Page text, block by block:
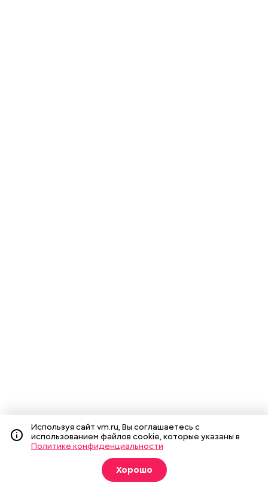
Используя сайт vm.ru, Вы соглашаетесь с
использованием файлов cookie, которые указаны в
Политике конфиденциальности
Хорошо